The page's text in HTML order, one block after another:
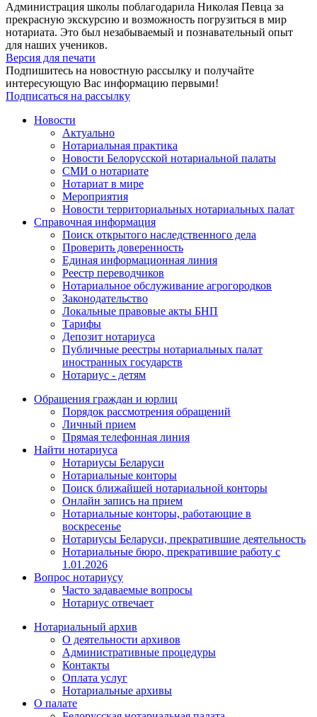
Администрация школы поблагодарила Николая Певца за
прекрасную экскурсию и возможность погрузиться в мир
нотариата. Это был незабываемый и познавательный опыт
для наших учеников.
Версия для печати
Подпишитесь на новостную рассылку и получайте
интересующую Вас информацию первыми!
Подписаться на рассылку
Новости
Актуально
Нотариальная практика
Новости Белорусской нотариальной палаты
СМИ о нотариате
Нотариат в мире
Мероприятия
Новости территориальных нотариальных палат
Справочная информация
Поиск открытого наследственного дела
Проверить доверенность
Единая информационная линия
Реестр переводчиков
Нотариальное обслуживание агрогородков
Законодательство
Локальные правовые акты БНП
Тарифы
Депозит нотариуса
Публичные реестры нотариальных палат
иностранных государств
Нотариус - детям
Обращения граждан и юрлиц
Порядок рассмотрения обращений
Личный прием
Прямая телефонная линия
Найти нотариуса
Нотариусы Беларуси
Нотариальные конторы
Поиск ближайшей нотариальной конторы
Онлайн запись на прием
Нотариальные конторы, работающие в
воскресенье
Нотариусы Беларуси, прекратившие деятельность
Нотариальные бюро, прекратившие работу с
1.01.2026
Вопрос нотариусу
Часто задаваемые вопросы
Нотариус отвечает
Нотариальный архив
О деятельности архивов
Административные процедуры
Контакты
Оплата услуг
Нотариальные архивы
О палате